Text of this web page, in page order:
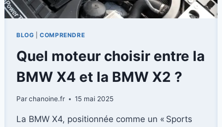
BLOG |COMPRENDRE
Quel moteur choisir entre la
BMW X4 et la BMW X2 ?
Parchanoine.fr 15 mai 2025
La BMW X4, positionnée comme un « Sports